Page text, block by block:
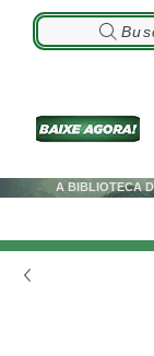
A BIBLIOTECA